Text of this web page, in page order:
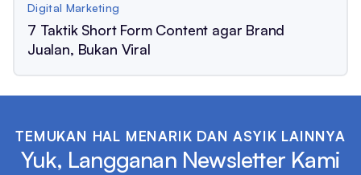
Digital Marketing
7 Taktik Short Form Content agar Brand
Jualan, Bukan Viral
TEMUKAN HAL MENARIK DAN ASYIK LAINNYA
Yuk, Langganan Newsletter Kami